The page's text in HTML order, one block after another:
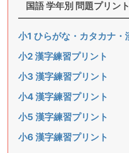
国語 学年別 問題プリント
小1 ひらがな・カタカナ・
小2 漢字練習プリント
小3 漢字練習プリント
小4 漢字練習プリント
小5 漢字練習プリント
小6 漢字練習プリント